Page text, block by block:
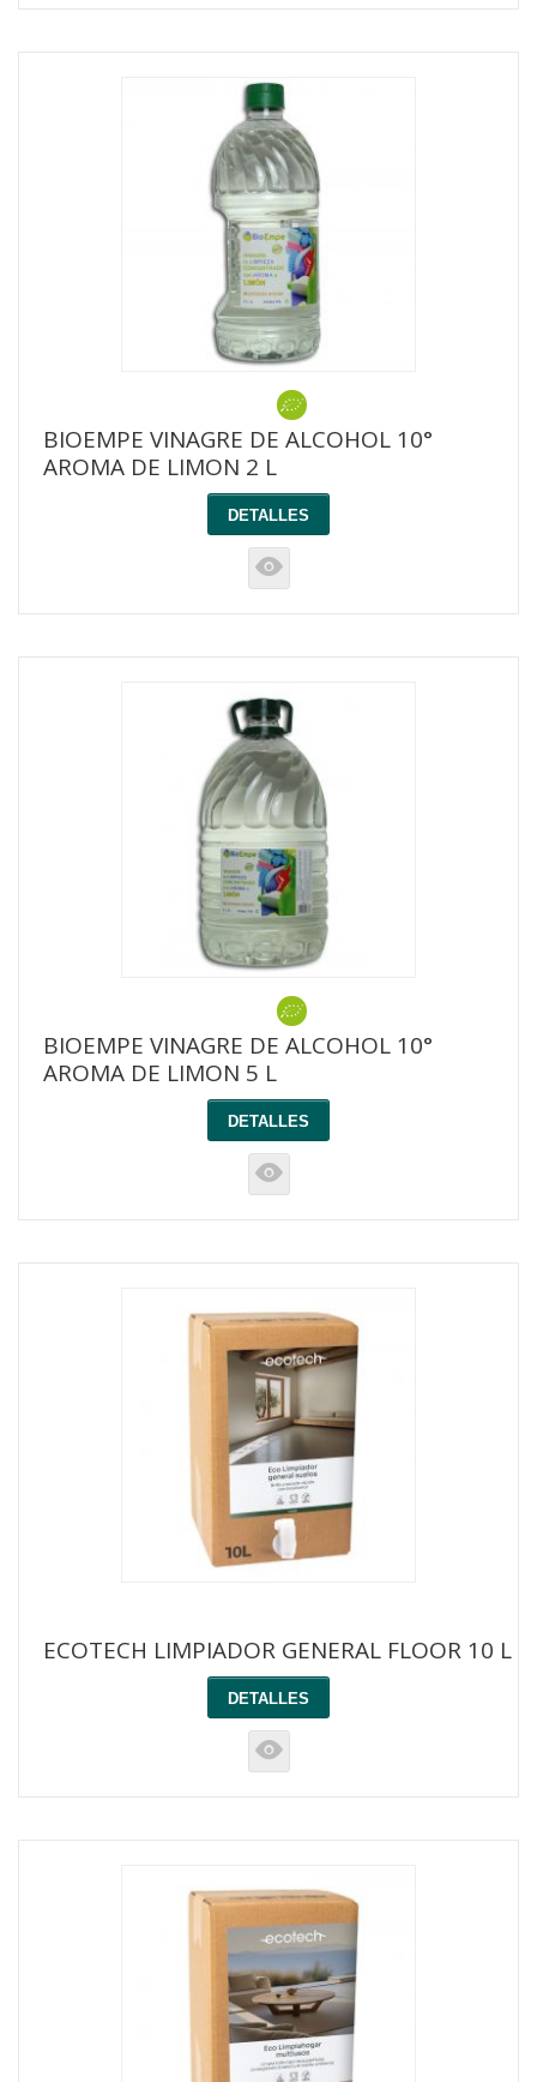
BIOEMPE VINAGRE DE ALCOHOL 10°
AROMA DE LIMON 2 L
DETALLES
K
BIOEMPE VINAGRE DE ALCOHOL 10°
AROMA DE LIMON 5 L
DETALLES
K
ECOTECH LIMPIADOR GENERAL FLOOR 10 L
DETALLES
K